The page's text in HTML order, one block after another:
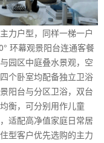
户型，同样一梯一户
环幕观景阳台连通客餐
园区中庭叠水景观，空
个卧室均配备独立卫浴
阳台与分区卫浴，双台
衡，可分别用作儿童
适配高净值家庭日常居
型客户优先选购的主力